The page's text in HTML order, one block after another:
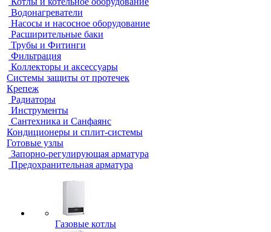
Водонагреватели
Насосы и насосное оборудование
Расширительные баки
Трубы и Фитинги
Фильтрация
Коллекторы и аксессуары
Системы защиты от протечек
Крепеж
Радиаторы
Инструменты
Сантехника и Санфаянс
Кондиционеры и сплит-системы
Готовые узлы
Запорно-регулирующая арматура
Предохранительная арматура
Газовые котлы